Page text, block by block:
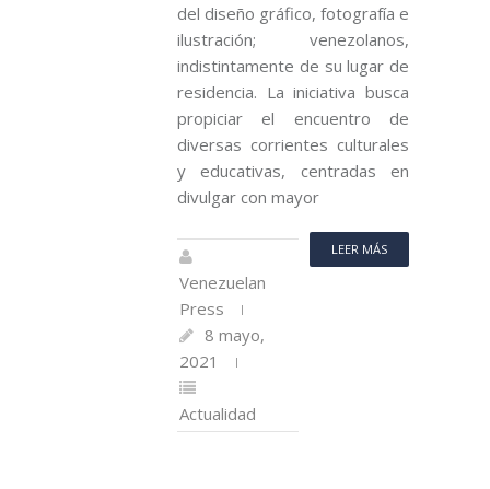
del diseño gráfico, fotografía e
ilustración; venezolanos,
indistintamente de su lugar de
residencia. La iniciativa busca
propiciar el encuentro de
diversas corrientes culturales
y educativas, centradas en
divulgar con mayor
LEER MÁS
Venezuelan
Press
8 mayo,
2021
Actualidad